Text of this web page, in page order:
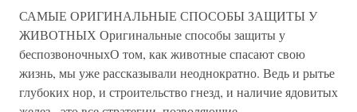
САМЫЕ ОРИГИНАЛЬНЫЕ СПОСОБЫ ЗАЩИТЫ У
ЖИВОТНЫХ Оригинальные способы защиты у
беспозвоночныхО том, как животные спасают свою
жизнь, мы уже рассказывали неоднократно. Ведь и рытье
глубоких нор, и строительство гнезд, и наличие ядовитых